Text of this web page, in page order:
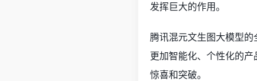
发挥巨大的作用。
腾讯混元文生图大模型
更加智能化、个性化的
惊喜和突破。